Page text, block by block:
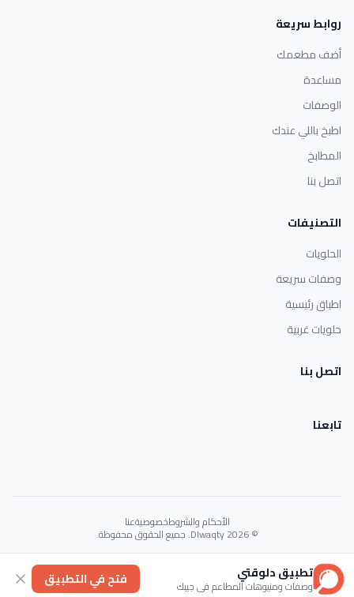
روابط سريعة
أضف مطعمك
مساعدة
الوصفات
اطبخ باللي عندك
المطابخ
اتصل بنا
التصنيفات
الحلويات
وصفات سريعة
اطباق رئيسية
حلويات غربية
اتصل بنا
تابعنا
الأحكام والشروطخصوصيةعنا
© 2026 Dlwaqty. جميع الحقوق محفوظة.
Powered byGAIT
تطبيق دلوقتي
وصفات ومنيوهات المطاعم في جيبك فتح في التطبيق